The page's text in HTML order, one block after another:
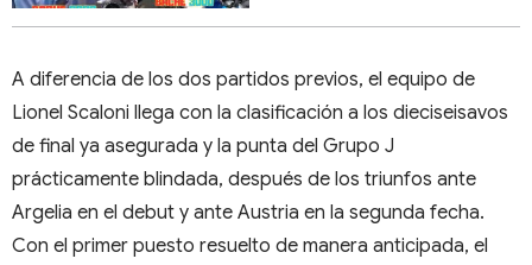
A diferencia de los dos partidos previos, el equipo de
Lionel Scaloni llega con la clasificación a los dieciseisavos
de final ya asegurada y la punta del Grupo J
prácticamente blindada, después de los triunfos ante
Argelia en el debut y ante Austria en la segunda fecha.
Con el primer puesto resuelto de manera anticipada, el